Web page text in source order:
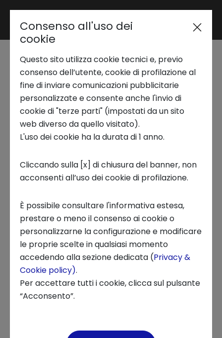
Area riservata
Trend Analysis
Applied Research
Startup Development
Business Transformation
Ecosystem enabling
Chi siamo
News ed Eventi
Come è andato il
Venture Capital in
Italia nei primi sei
rapporto primo
semestre 2023 VeM
5 SETTEMBRE 2023
INNOVATION CENTER, PUBBLICAZIONI, OSSERVATORI, FINANZA
Consenso all'uso dei
cookie
Questo sito utilizza cookie tecnici e, previo
consenso dell’utente, cookie di profilazione al
fine di inviare comunicazioni pubblicitarie
personalizzate e consente anche l'invio di
cookie di "terze parti" (impostati da un sito
web diverso da quello visitato).
L'uso dei cookie ha la durata di 1 anno.
Cliccando sulla [x] di chiusura del banner, non
acconsenti all’uso dei cookie di profilazione.
È possibile consultare l'informativa estesa,
prestare o meno il consenso ai cookie o
personalizzarne la configurazione e modificare
le proprie scelte in qualsiasi momento
accedendo alla sezione dedicata (Privacy &
Cookie policy).
Per accettare tutti i cookie, clicca sul pulsante
“Acconsento”.